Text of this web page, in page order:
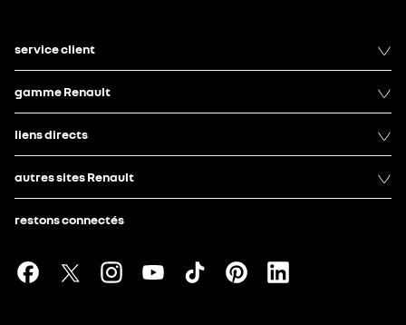
service client
gamme Renault
liens directs
autres sites Renault
restons connectés